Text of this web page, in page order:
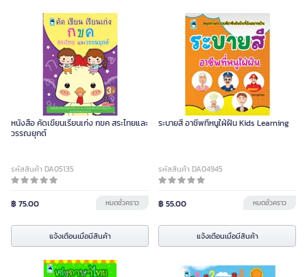
หนังสือ คัดเขียนเรียนเก่ง กขค สระไทยและ
วรรณยุกต์
รหัสสินค้า DA05135
฿ 75.00 หมดชั่วคราว
แจ้งเตือนเมื่อมีสินค้า
ระบายสี อาชีพที่หนูใฝ่ฝัน Kids Learning
รหัสสินค้า DA04945
฿ 55.00 หมดชั่วคราว
แจ้งเตือนเมื่อมีสินค้า